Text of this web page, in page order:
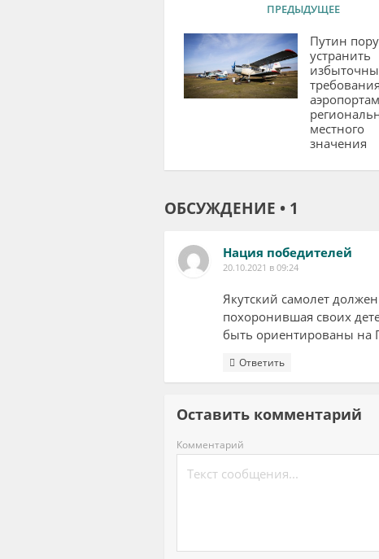
ПРЕДЫДУЩЕЕ
Путин
устранить
аэропортам
местного
значения
ОБСУЖДЕНИЕ • 1
Нация победителей
20.10.2021 в 09:24
Якутский самолет
похоронившая своих
быть ориентированы на
Ответить
Оставить комментарий
Комментарий